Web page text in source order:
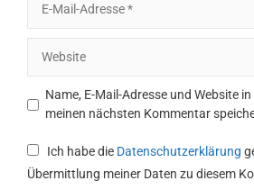
Mail-
Adresse
Name, E-Mail-Adresse und Website
meinen nächsten Kommentar
Ich habe die Datenschutzerklärung
Übermittlung meiner Daten zu diesem